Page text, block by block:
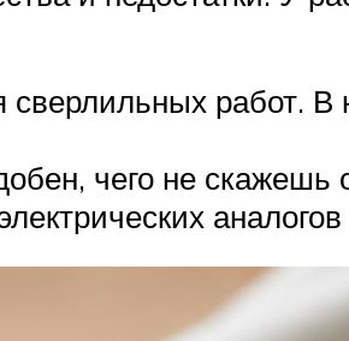
работ.
чего не скажешь
аналогов